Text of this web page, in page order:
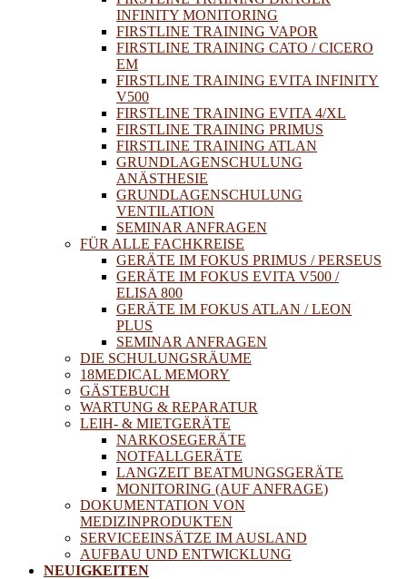
INFINITY MONITORING
FIRSTLINE TRAINING VAPOR
FIRSTLINE TRAINING CATO / CICERO
EM
FIRSTLINE TRAINING EVITA INFINITY
V500
FIRSTLINE TRAINING EVITA 4/XL
FIRSTLINE TRAINING PRIMUS
FIRSTLINE TRAINING ATLAN
GRUNDLAGENSCHULUNG
ANÄSTHESIE
GRUNDLAGENSCHULUNG
VENTILATION
SEMINAR ANFRAGEN
FÜR ALLE FACHKREISE
GERÄTE IM FOKUS PRIMUS / PERSEUS
GERÄTE IM FOKUS EVITA V500 /
ELISA 800
GERÄTE IM FOKUS ATLAN / LEON
PLUS
SEMINAR ANFRAGEN
DIE SCHULUNGSRÄUME
18MEDICAL MEMORY
GÄSTEBUCH
WARTUNG & REPARATUR
LEIH- & MIETGERÄTE
NARKOSEGERÄTE
NOTFALLGERÄTE
LANGZEIT BEATMUNGSGERÄTE
MONITORING (AUF ANFRAGE)
DOKUMENTATION VON
MEDIZINPRODUKTEN
SERVICEEINSÄTZE IM AUSLAND
AUFBAU UND ENTWICKLUNG
NEUIGKEITEN